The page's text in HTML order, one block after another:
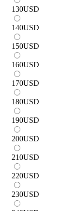
130USD
140USD
150USD
160USD
170USD
180USD
190USD
200USD
210USD
220USD
230USD